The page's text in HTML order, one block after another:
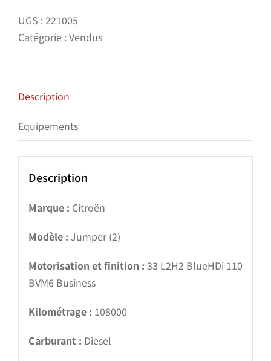
UGS :221005
Catégorie :Vendus
Description
Equipements
Description
Marque : Citroën
Modèle : Jumper (2)
Motorisation et finition : 33 L2H2 BlueHDi 110
BVM6 Business
Kilométrage : 108000
Carburant : Diesel